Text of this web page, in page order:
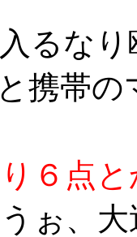
るな
携帯
６点
ぉ、